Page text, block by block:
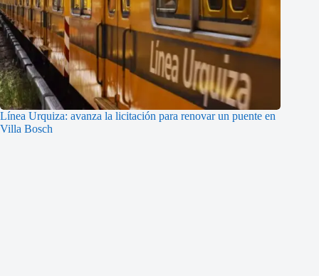
Línea Urquiza: avanza la licitación para renovar un puente en
Villa Bosch